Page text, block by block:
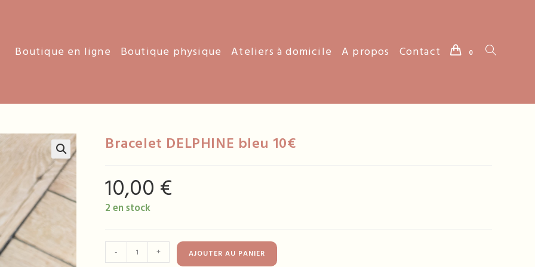
Boutique en ligne Boutique physique Ateliers à domicile A propos Contact 0 Toggle
Bracelet DELPHINE bleu 10€
10,00 €
2 en stock
de
- + AJOUTER AU PANIER